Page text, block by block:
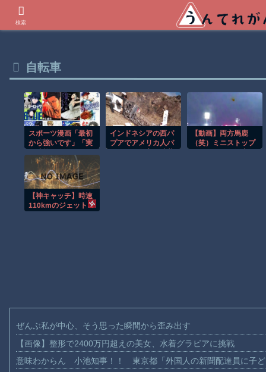
自転車
スポーツ漫画「最初
から強いです」「実
た」「他競技からの
転向です」
インドネシアの西パ
プアでアメリカ人パ
【動画】両方馬鹿
（笑）ミニストップ
【神キャッチ】時速
110kmのジェットコ
ぜんぶ私が中心、そう思った瞬間から歪み出す
【画像】整形で2400万円超えの美女、水着グラビアに挑戦
意味わからん 小池知事！！ 東京都「外国人の新聞配達員に子ど
検索